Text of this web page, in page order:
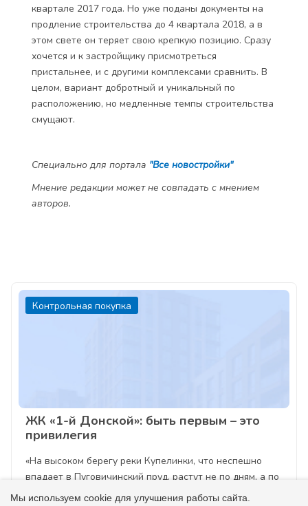
квартале 2017 года. Но уже поданы документы на
продление строительства до 4 квартала 2018, а в
этом свете он теряет свою крепкую позицию. Сразу
хочется и к застройщику присмотреться
пристальнее, и с другими комплексами сравнить. В
целом, вариант добротный и уникальный по
расположению, но медленные темпы строительства
смущают.
Специально для портала "Все новостройки"
Мнение редакции может не совпадать с мнением
авторов.
Контрольная покупка
ЖК «1-й Донской»: быть первым – это
привилегия
«На высоком берегу реки Купелинки, что неспешно
впадает в Пуговичинский пруд, растут не по дням, а по
часам сказочные терема жилого комплекса «Первый
Мы используем cookie для улучшения работы сайта.